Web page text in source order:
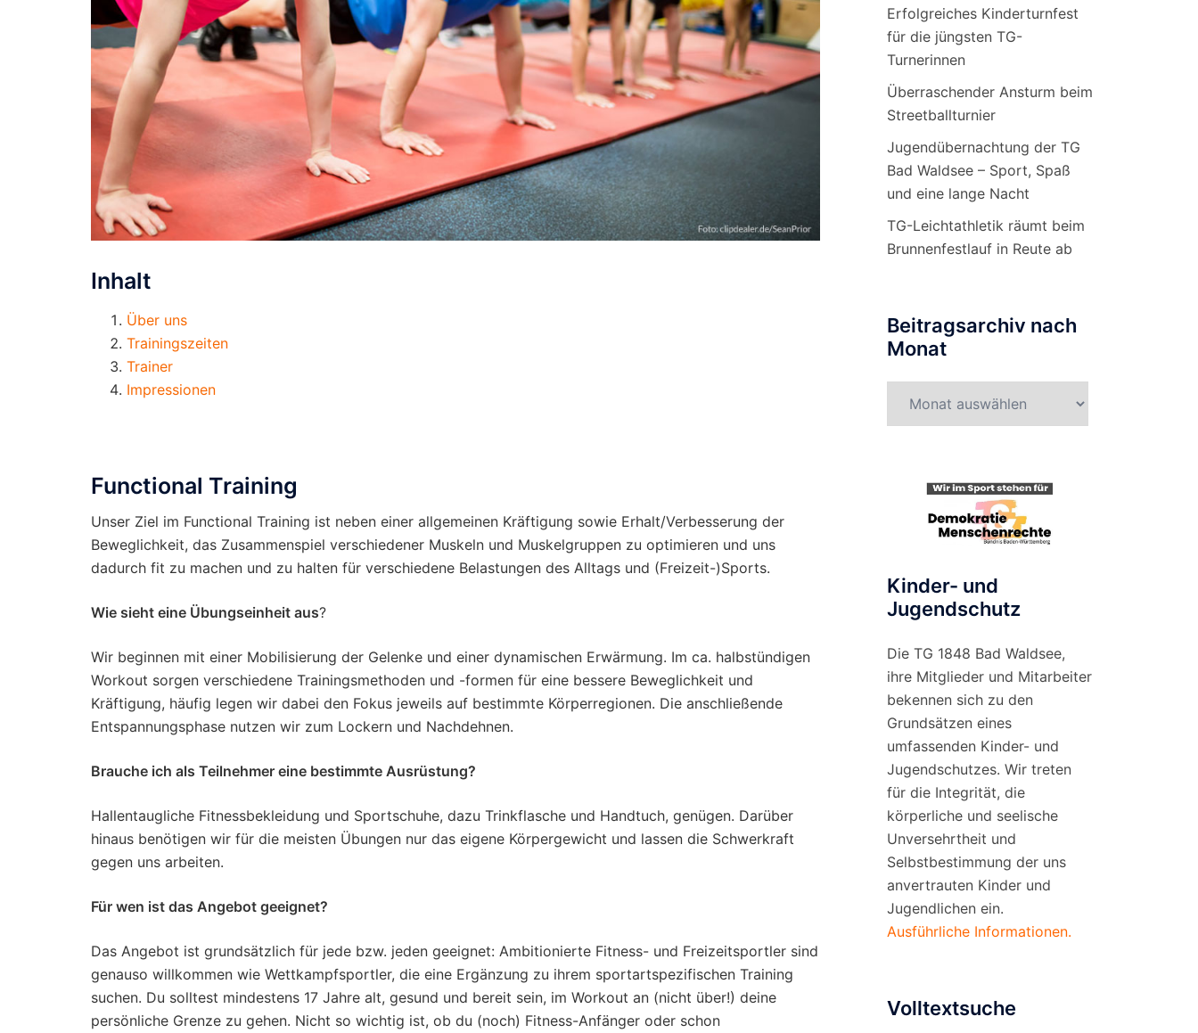
Inhalt
Über uns
Trainingszeiten
Trainer
Impressionen
Functional Training
Unser Ziel im Functional Training ist neben einer allgemeinen Kräftigung sowie Erhalt/Verbesserung der
Beweglichkeit, das Zusammenspiel verschiedener Muskeln und Muskelgruppen zu optimieren und uns
dadurch fit zu machen und zu halten für verschiedene Belastungen des Alltags und (Freizeit-)Sports.
Wie sieht eine Übungseinheit aus?
Wir beginnen mit einer Mobilisierung der Gelenke und einer dynamischen Erwärmung. Im ca. halbstündigen
Workout sorgen verschiedene Trainingsmethoden und -formen für eine bessere Beweglichkeit und
Kräftigung, häufig legen wir dabei den Fokus jeweils auf bestimmte Körperregionen. Die anschließende
Entspannungsphase nutzen wir zum Lockern und Nachdehnen.
Brauche ich als Teilnehmer eine bestimmte Ausrüstung?
Hallentaugliche Fitnessbekleidung und Sportschuhe, dazu Trinkflasche und Handtuch, genügen. Darüber
hinaus benötigen wir für die meisten Übungen nur das eigene Körpergewicht und lassen die Schwerkraft
gegen uns arbeiten.
Für wen ist das Angebot geeignet?
Das Angebot ist grundsätzlich für jede bzw. jeden geeignet: Ambitionierte Fitness- und Freizeitsportler sind
genauso willkommen wie Wettkampfsportler, die eine Ergänzung zu ihrem sportartspezifischen Training
suchen. Du solltest mindestens 17 Jahre alt, gesund und bereit sein, im Workout an (nicht über!) deine
persönliche Grenze zu gehen. Nicht so wichtig ist, ob du (noch) Fitness-Anfänger oder schon
Erfolgreiches Kinderturnfest
für die jüngsten TG-
Turnerinnen
Überraschender Ansturm beim
Streetballturnier
Jugendübernachtung der TG
Bad Waldsee – Sport, Spaß
und eine lange Nacht
TG-Leichtathletik räumt beim
Brunnenfestlauf in Reute ab
Beitragsarchiv nach
Monat
nach
Kinder- und
Jugendschutz
Die TG 1848 Bad Waldsee,
ihre Mitglieder und Mitarbeiter
bekennen sich zu den
Grundsätzen eines
umfassenden Kinder- und
Jugendschutzes. Wir treten
für die Integrität, die
körperliche und seelische
Unversehrtheit und
Selbstbestimmung der uns
anvertrauten Kinder und
Jugendlichen ein.
Ausführliche Informationen.
Volltextsuche